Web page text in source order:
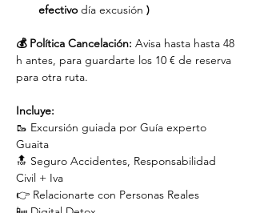
efectivo día excusión )
💰 Política Cancelación: Avisa hasta hasta 48
h antes, para guardarte los 10 € de reserva
para otra ruta.
Incluye:
🥾 Excursión guiada por Guía experto
Guaita
🔝 Seguro Accidentes, Responsabilidad
Civil + Iva
👉 Relacionarte con Personas Reales